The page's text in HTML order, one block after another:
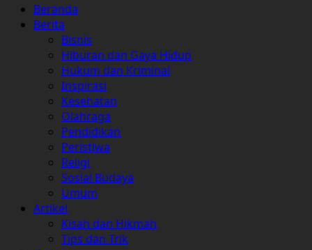
Primary
Menu
Beranda
Berita
Bisnis
Hiburan dan Gaya Hidup
Hukum dan Kriminal
Inspirasi
Kesehatan
Olahraga
Pendidikan
Peristiwa
Religi
Sosial Budaya
Umum
Artikel
Kisah dan Hikmah
Tips dan Trik